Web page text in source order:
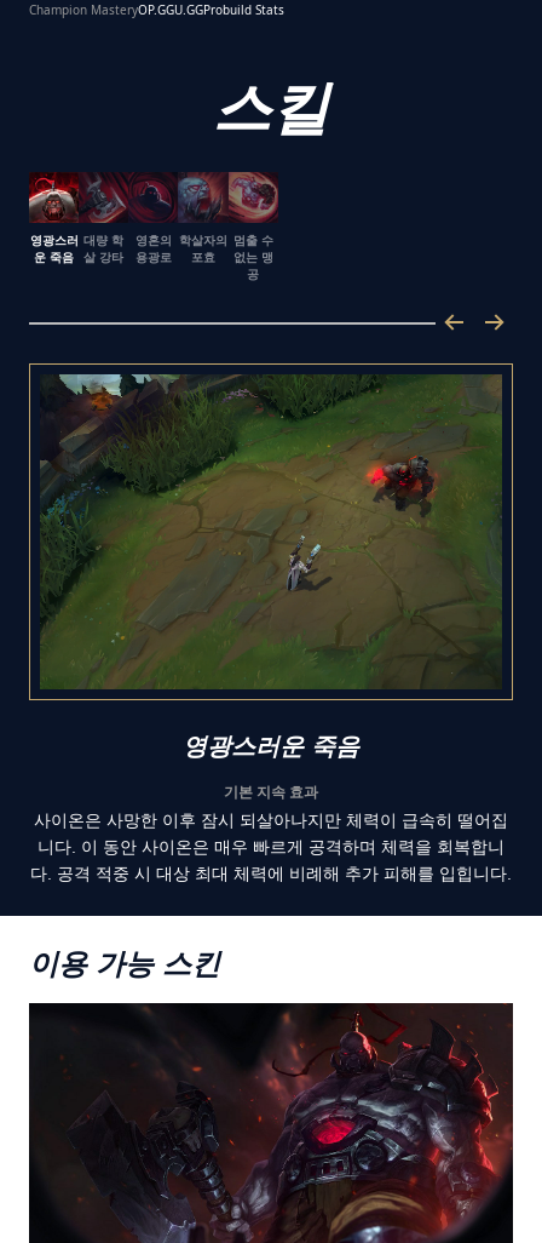
Champion MasteryOP.GGU.GGProbuild Stats
스킬
영광스러
운 죽음
대량 학
살 강타
영혼의
용광로
학살자의
포효
멈출 수
없는 맹
공
영광스러운 죽음
기본 지속 효과
사이온은 사망한 이후 잠시 되살아나지만 체력이 급속히 떨어집
니다. 이 동안 사이온은 매우 빠르게 공격하며 체력을 회복합니
다. 공격 적중 시 대상 최대 체력에 비례해 추가 피해를 입힙니다.
이용 가능 스킨